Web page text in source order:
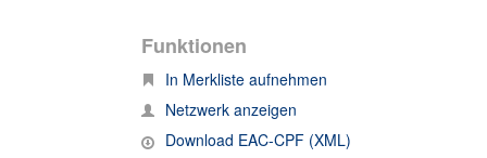
Funktionen
In Merkliste aufnehmen
Netzwerk anzeigen
Download EAC-CPF (XML)